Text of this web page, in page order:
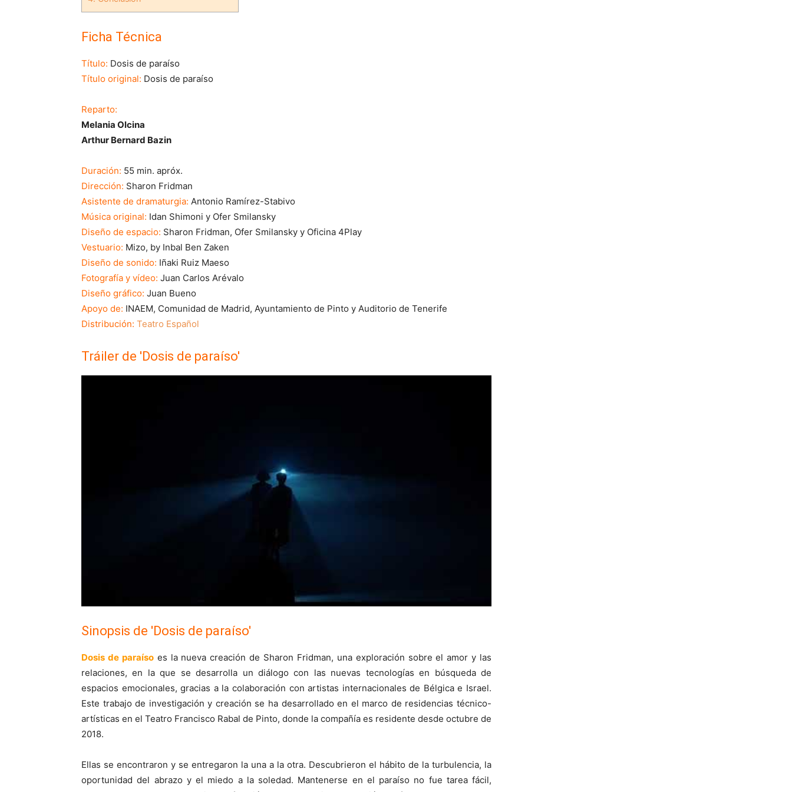
Ficha Técnica
Título: Dosis de paraíso
Título original: Dosis de paraíso
Reparto:
Melania Olcina
Arthur Bernard Bazin
Duración: 55 min. apróx.
Dirección: Sharon Fridman
Asistente de dramaturgia: Antonio Ramírez-Stabivo
Música original: Idan Shimoni y Ofer Smilansky
Diseño de espacio: Sharon Fridman, Ofer Smilansky y Oficina 4Play
Vestuario: Mizo, by Inbal Ben Zaken
Diseño de sonido: Iñaki Ruiz Maeso
Fotografía y vídeo: Juan Carlos Arévalo
Diseño gráfico: Juan Bueno
Apoyo de: INAEM, Comunidad de Madrid, Ayuntamiento de Pinto y Auditorio de Tenerife
Distribución: Teatro Español
Tráiler de 'Dosis de paraíso'
Sinopsis de 'Dosis de paraíso'
Dosis de paraísoes la nueva creación de Sharon Fridman, una exploración sobre el amor y las
relaciones, en la que se desarrolla un diálogo con las nuevas tecnologías en búsqueda de
espacios emocionales, gracias a la colaboración con artistas internacionales de Bélgica e Israel.
Este trabajo de investigación y creación se ha desarrollado en el marco de residencias técnico-
artísticas en el Teatro Francisco Rabal de Pinto, donde la compañía es residente desde octubre de
2018.
Ellas se encontraron y se entregaron la una a la otra. Descubrieron el hábito de la turbulencia, la
oportunidad del abrazo y el miedo a la soledad. Mantenerse en el paraíso no fue tarea fácil,